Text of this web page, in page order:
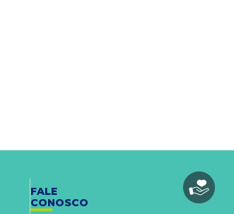
FALE
CONOSCO